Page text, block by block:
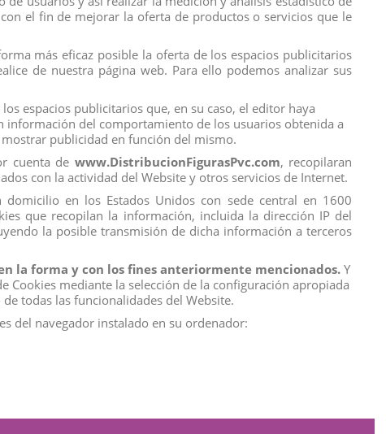
TERRA
View
ELSA EPILOGO
View
Contact us
DFP | Distribución Figuras Pvc
el fin de mejorar la oferta de productos o servicios que le
más eficaz posible la oferta de los espacios publicitarios
de nuestra página web. Para ello podemos analizar sus
espacios publicitarios que, en su caso, el editor haya
información del comportamiento de los usuarios obtenida a
publicidad en función del mismo.
cuenta de www.DistribucionFigurasPvc.com, recopilaran
con la actividad del Website y otros servicios de Internet.
en los Estados Unidos con sede central en 1600
que recopilan la información, incluida la dirección IP del
la posible transmisión de dicha información a terceros
la forma y con los fines anteriormente mencionados. Y
mediante la selección de la configuración apropiada
todas las funcionalidades del Website.
del navegador instalado en su ordenador: